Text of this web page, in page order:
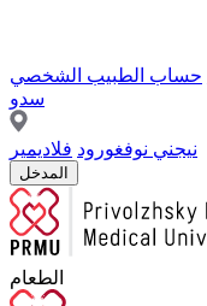
حساب الطبيب الشخصي
سدو
نيجني نوفغورود فلاديمير
المدخل
الطعام